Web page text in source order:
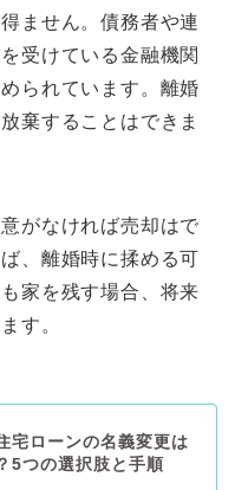
ません。債務者や連
受けている金融機関
られています。離婚
棄することはできま
がなければ売却はで
、離婚時に揉める可
家を残す場合、将来
す。
宅ローンの名義変更は
5つの選択肢と手順